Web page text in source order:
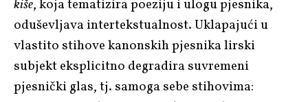
kiše, koja tematizira poeziju i ulogu pjesnika,
oduševljava intertekstualnost. Uklapajući u
vlastito stihove kanonskih pjesnika lirski
subjekt eksplicitno degradira suvremeni
pjesnički glas, tj. samoga sebe stihovima: